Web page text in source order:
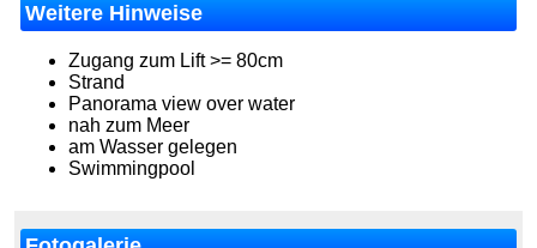
Weitere Hinweise
Zugang zum Lift >= 80cm
Strand
Panorama view over water
nah zum Meer
am Wasser gelegen
Swimmingpool